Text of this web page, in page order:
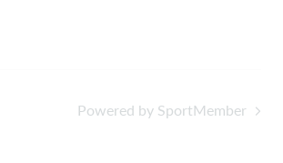
Powered by SportMember